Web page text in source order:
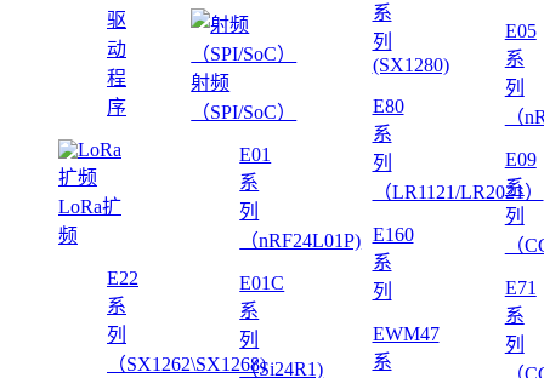
驱
动
程
序
LoRa扩
频
E22
系
列
（SX1262\SX1268)
射频
（SPI/SoC）
E01
系
列
（nRF24L01P)
E01C
系
列
（Si24R1)
系
列
(SX1280)
E80
系
列
（LR1121/LR2021）
E160
系
列
EWM47
系
E05
系
列
（
E09
系
列
（
E71
系
列
（